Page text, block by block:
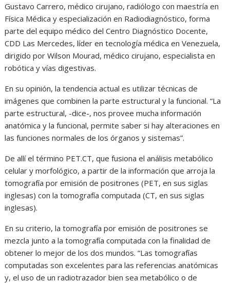
Gustavo Carrero, médico cirujano, radiólogo con maestría en
Física Médica y especialización en Radiodiagnóstico, forma
parte del equipo médico del Centro Diagnóstico Docente,
CDD Las Mercedes, líder en tecnología médica en Venezuela,
dirigido por Wilson Mourad, médico cirujano, especialista en
robótica y vías digestivas.
En su opinión, la tendencia actual es utilizar técnicas de
imágenes que combinen la parte estructural y la funcional. “La
parte estructural, -dice-, nos provee mucha información
anatómica y la funcional, permite saber si hay alteraciones en
las funciones normales de los órganos y sistemas”.
De allí el término PET.CT, que fusiona el análisis metabólico
celular y morfológico, a partir de la información que arroja la
tomografía por emisión de positrones (PET, en sus siglas
inglesas) con la tomografía computada (CT, en sus siglas
inglesas).
En su criterio, la tomografía por emisión de positrones se
mezcla junto a la tomografía computada con la finalidad de
obtener lo mejor de los dos mundos. “Las tomografías
computadas son excelentes para las referencias anatómicas
y, el uso de un radiotrazador bien sea metabólico o de